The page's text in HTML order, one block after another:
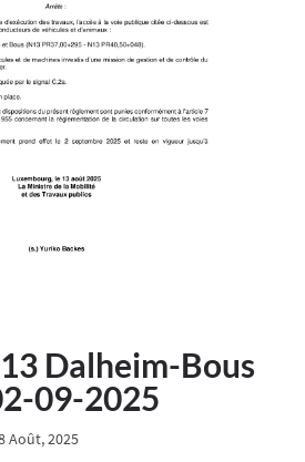
Dalheim-Bous
09-2025
Août, 2025